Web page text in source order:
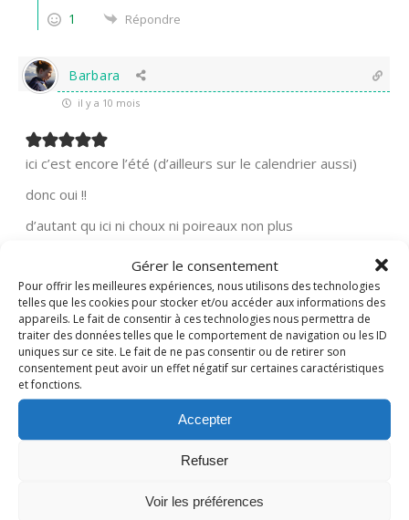
Gérer le consentement
Pour offrir les meilleures expériences, nous utilisons des technologies
telles que les cookies pour stocker et/ou accéder aux informations des
appareils. Le fait de consentir à ces technologies nous permettra de
traiter des données telles que le comportement de navigation ou les ID
uniques sur ce site. Le fait de ne pas consentir ou de retirer son
consentement peut avoir un effet négatif sur certaines caractéristiques
et fonctions.
Accepter
Refuser
Voir les préférences
1 Répondre
Barbara
il y a 10 mois
ici c’est encore l’été (d’ailleurs sur le calendrier aussi)
donc oui !!
d’autant qu ici ni choux ni poireaux non plus
0 Répondre
Nadine Administrateur
Répondre àBarbara il y a 10 mois
Oui j’espère que ça va durer, parce que c’est toujours
d’attendre le retour des beaux jours après!